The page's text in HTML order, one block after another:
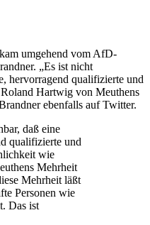
umgehend vom AfD-
„Es ist nicht
hervorragend qualifizierte und
Hartwig von Meuthens
ebenfalls auf Twitter.
daß eine
qualifizierte und
wie
Mehrheit
Mehrheit läßt
Personen wie
Das ist